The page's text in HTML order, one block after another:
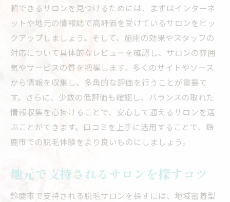
頼できるサロンを見つけるためには、まずはインターネ
ットや地元の情報誌で高評価を受けているサロンをピッ
クアップしましょう。そして、施術の効果やスタッフの
対応について具体的なレビューを確認し、サロンの雰囲
気やサービスの質を把握します。多くのサイトやソース
から情報を収集し、多角的な評価を行うことが重要で
す。さらに、少数の低評価も確認し、バランスの取れた
情報収集を心掛けることで、安心して通えるサロンを選
ぶことができます。口コミを上手に活用することで、鈴
鹿市での脱毛体験をより良いものにしましょう。
地元で支持されるサロンを探すコツ
鈴鹿市で支持される脱毛サロンを探すには、地域密着型